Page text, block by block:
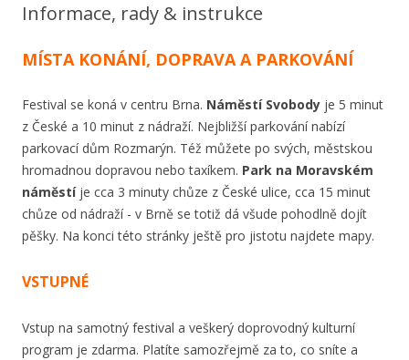
Informace, rady & instrukce
MÍSTA KONÁNÍ, DOPRAVA A PARKOVÁNÍ
Festival se koná v centru Brna. Náměstí Svobody je 5 minut
z České a 10 minut z nádraží. Nejbližší parkování nabízí
parkovací dům Rozmarýn. Též můžete po svých, městskou
hromadnou dopravou nebo taxíkem. Park na Moravském
náměstíje cca 3 minuty chůze z České ulice, cca 15 minut
chůze od nádraží - v Brně se totiž dá všude pohodlně dojít
pěšky. Na konci této stránky ještě pro jistotu najdete mapy.
VSTUPNÉ
Vstup na samotný festival a veškerý doprovodný kulturní
program je zdarma. Platíte samozřejmě za to, co sníte a